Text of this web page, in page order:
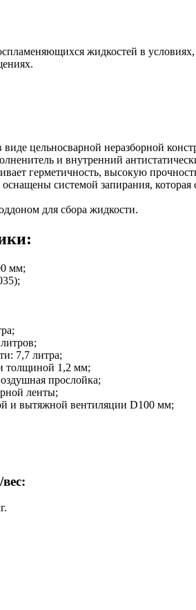
жидкостей в
цельносварной неразборной
и внутренний
герметичность, высокую
системой запирания,
для сбора жидкости.
мм;
7,7 литра;
толщиной 1,2 мм;
прослойка;
ленты;
и вытяжной вентиляции D100 мм;